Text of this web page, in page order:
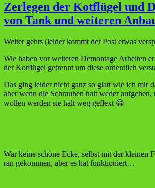
Zerlegen der Kotflügel und
von Tank und weiteren
Weiter gehts (leider kommt der Post etwas
Wie haben vor weiteren Demontage Arbeiten
der Kotflügel getrennt um diese ordentlich
Das ging leider nicht ganz so glatt wie ich mir
aber wenn die Schrauben halt weder aufgehen,
wollen werden sie halt weg geflext 😀
War keine schöne Ecke, selbst mit der kleinen
ran gekommen, aber es hat funktioniert…